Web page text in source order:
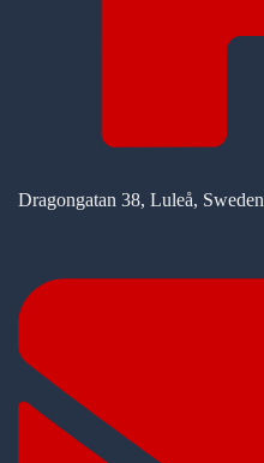
Dragongatan 38, Luleå, Sweden